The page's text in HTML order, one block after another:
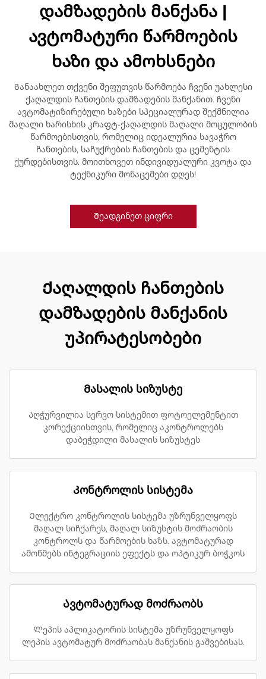
დამზადების მანქანა |
ავტომატური წარმოების
ხაზი და ამოხსნები
Განაახლეთ თქვენი შეფუთვის წარმოება ჩვენი უახლესი
ქაღალდის ჩანთების დამზადების მანქანით. ჩვენი
ავტომატიზირებული ხაზები სპეციალურად შექმნილია
მაღალი ხარისხის კრაფტ-ქაღალდის მაღალი მოცულობის
წარმოებისთვის, რომელიც იდეალურია სავაჭრო
ჩანთების, საჩუქრების ჩანთების და ცემენტის
ქურდებისთვის. მოითხოვეთ ინდივიდუალური კვოტა და
ტექნიკური მონაცემები დღეს!
Შეადგინეთ ციფრი
Ქაღალდის ჩანთების
დამზადების მანქანის
უპირატესობები
Მასალის სიზუსტე
Აღჭურვილია სერვო სისტემით ფოტოელემენტით
კორექციისთვის, რომელიც აკონტროლებს
დაბეჭდილი მასალის სიზუსტეს
Კონტროლის სისტემა
Ელექტრო კონტროლის სისტემა უზრუნველყოფს
მაღალ სიჩქარეს, მაღალ სიზუსტის მოძრაობის
კონტროლს და წარმოების ხაზს. ავტომატურად
ამოწმებს ინტეგრაციის ეფექტს და ოპტიკურ ბოჭკოს
Ავტომატურად მოძრაობს
Ლეპის აპლიკატორის სისტემა უზრუნველყოფს
ლეპის ავტომატურ მოძრაობას მანქანის გაშვებისას.